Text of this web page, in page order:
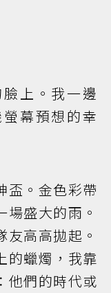
上。我一邊
幕預想的幸
盃。金色彩帶
盛大的雨。
高高拋起。
的蠟燭，我靠
他們的時代或